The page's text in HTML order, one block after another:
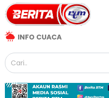
INFO CUACA